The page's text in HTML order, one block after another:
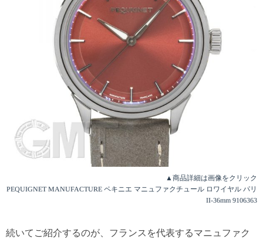
▲商品詳細は画像をクリック
PEQUIGNET MANUFACTURE ペキニエ マニュファクチュール ロワイヤル パリ
II-36mm 9106363
続いてご紹介するのが、フランスを代表するマニュファク